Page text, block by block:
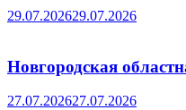
29.07.202629.07.2026
Новгородская
27.07.202627.07.2026